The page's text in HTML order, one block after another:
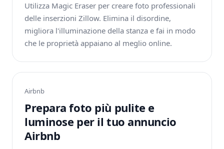
Utilizza Magic Eraser per creare foto professionali
delle inserzioni Zillow. Elimina il disordine,
migliora l'illuminazione della stanza e fai in modo
che le proprietà appaiano al meglio online.
Airbnb
Prepara foto più pulite e
luminose per il tuo annuncio
Airbnb